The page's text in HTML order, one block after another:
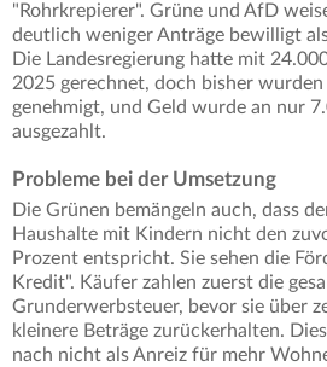
"Rohrkrepierer". Grüne und AfD
deutlich weniger Anträge bewilligt
Die Landesregierung hatte mit
2025 gerechnet, doch bisher
genehmigt, und Geld wurde an nur
ausgezahlt.
Probleme bei der Umsetzung
Die Grünen bemängeln auch, dass
Haushalte mit Kindern nicht den
Prozent entspricht. Sie sehen die
Kredit". Käufer zahlen zuerst die
Grunderwerbsteuer, bevor sie über
kleinere Beträge zurückerhalten.
nach nicht als Anreiz für mehr